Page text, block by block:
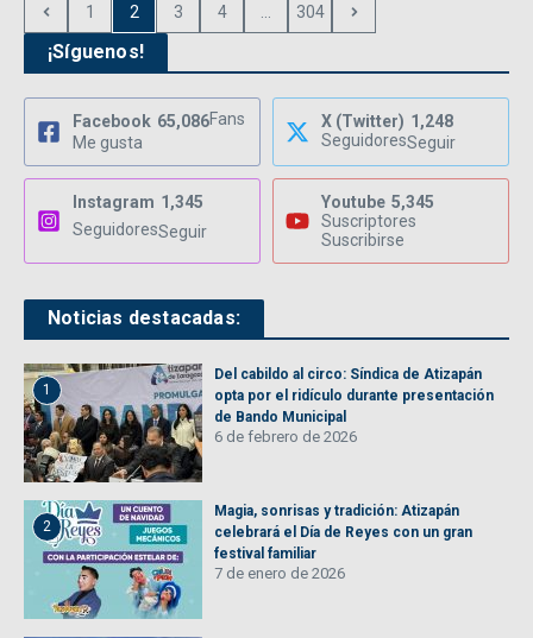
1 2 3 4 304
¡Síguenos!
Facebook 65,086Fans
Me gusta
X (Twitter) 1,248
SeguidoresSeguir
Instagram 1,345
SeguidoresSeguir
Youtube 5,345
Suscriptores
Suscribirse
Noticias destacadas:
1
Del cabildo al circo: Síndica de Atizapán
opta por el ridículo durante presentación
de Bando Municipal
6 de febrero de 2026
2
Magia, sonrisas y tradición: Atizapán
celebrará el Día de Reyes con un gran
festival familiar
7 de enero de 2026